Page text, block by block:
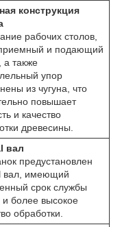
конструкция
рабочих столов,
и подающий
а также
упор
из чугуна, что
повышает
и качество
древесины.
вал
предустановлен
вал, имеющий
срок службы
и более высокое
обработки.